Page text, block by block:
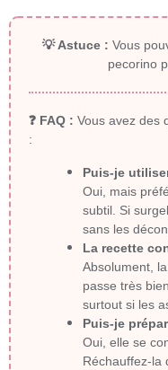
💡 Astuce : Vous
pecorino
❓ FAQ : Vous avez des
:
Puis-je
Oui, mais
subtil. Si
sans les
La recette
Absolument,
passe très
surtout si les
Puis-je
Oui, elle se
Réchauffez-la